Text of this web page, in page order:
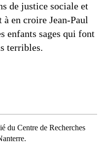
de justice sociale et
en croire Jean-Paul
enfants sages qui font
terribles.
du Centre de Recherches